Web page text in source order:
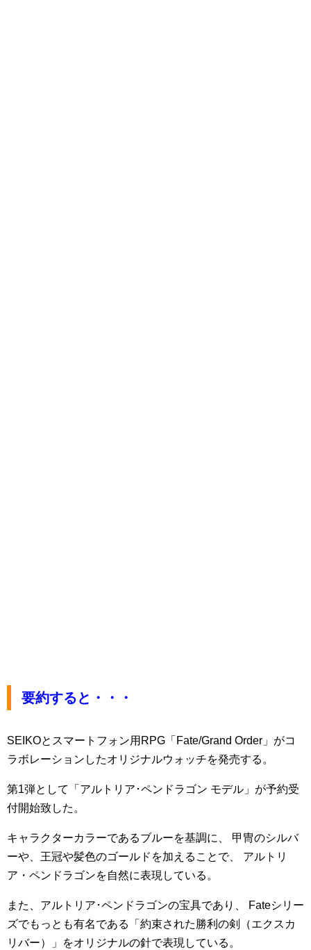
要約すると・・・
SEIKOとスマートフォン用RPG「Fate/Grand Order」がコ
ラボレーションしたオリジナルウォッチを発売する。
第1弾として「アルトリア･ペンドラゴン モデル」が予約受
付開始致した。
キャラクターカラーであるブルーを基調に、 甲冑のシルバ
ーや、王冠や髪色のゴールドを加えることで、 アルトリ
ア・ペンドラゴンを自然に表現している。
また、アルトリア･ペンドラゴンの宝具であり、 Fateシリー
ズでもっとも有名である「約束された勝利の剣（エクスカ
リバー）」をオリジナルの針で表現している。